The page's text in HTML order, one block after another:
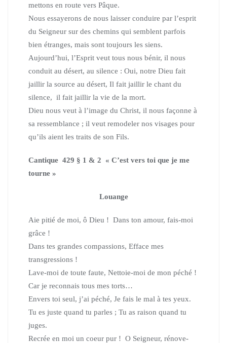
mettons en route vers Pâque.
Nous essayerons de nous laisser conduire par l’esprit
du Seigneur sur des chemins qui semblent parfois
bien étranges, mais sont toujours les siens.
Aujourd’hui, l’Esprit veut tous nous bénir, il nous
conduit au désert, au silence : Oui, notre Dieu fait
jaillir la source au désert, Il fait jaillir le chant du
silence, il fait jaillir la vie de la mort.
Dieu nous veut à l’image du Christ, il nous façonne à
sa ressemblance ; il veut remodeler nos visages pour
qu’ils aient les traits de son Fils.
Cantique 429 § 1 & 2 « C’est vers toi que je me
tourne »
Louange
Aie pitié de moi, ô Dieu ! Dans ton amour, fais-moi
grâce !
Dans tes grandes compassions, Efface mes
transgressions !
Lave-moi de toute faute, Nettoie-moi de mon péché !
Car je reconnais tous mes torts…
Envers toi seul, j’ai péché, Je fais le mal à tes yeux.
Tu es juste quand tu parles ; Tu as raison quand tu
juges.
Recrée en moi un coeur pur ! O Seigneur, rénove-